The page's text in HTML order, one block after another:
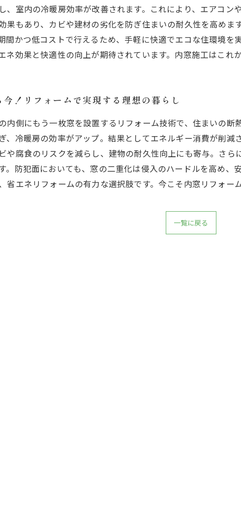
、室内の冷暖房効率が改善されます。これにより、エアコン
果もあり、カビや建材の劣化を防ぎ住まいの耐久性を高め
間かつ低コストで行えるため、手軽に快適でエコな住環境
ネ効果と快適性の向上が期待されています。内窓施工はこれ
！リフォームで実現する理想の暮らし
内側にもう一枚窓を設置するリフォーム技術で、住まいの
、冷暖房の効率がアップ。結果としてエネルギー消費が削
や腐食のリスクを減らし、建物の耐久性向上にも寄与。さ
。防犯面においても、窓の二重化は侵入のハードルを高め
省エネリフォームの有力な選択肢です。今こそ内窓リフォー
一覧に戻る